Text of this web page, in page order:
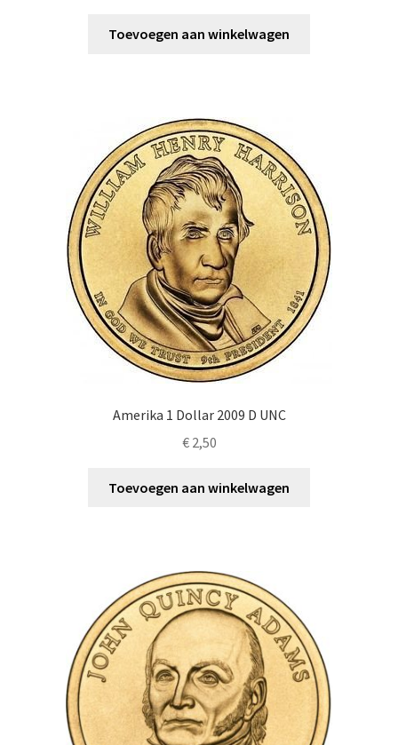
Toevoegen aan winkelwagen
Amerika 1 Dollar 2009 D UNC
€2,50
Toevoegen aan winkelwagen